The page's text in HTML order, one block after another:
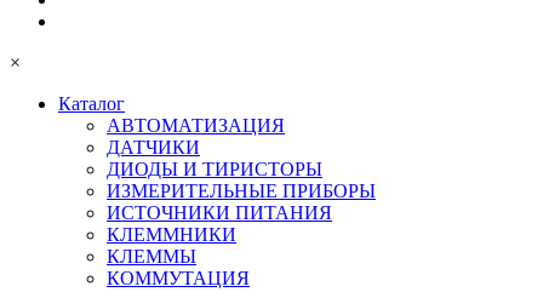
×
Каталог
АВТОМАТИЗАЦИЯ
ДАТЧИКИ
ДИОДЫ И ТИРИСТОРЫ
ИЗМЕРИТЕЛЬНЫЕ ПРИБОРЫ
ИСТОЧНИКИ ПИТАНИЯ
КЛЕММНИКИ
КЛЕММЫ
КОММУТАЦИЯ